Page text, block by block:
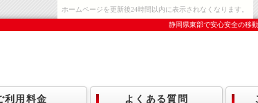
ホームページを更新後24時間以内に表示されなくなります。
静岡県東部で安心安全の移
利用料金 よくある質問